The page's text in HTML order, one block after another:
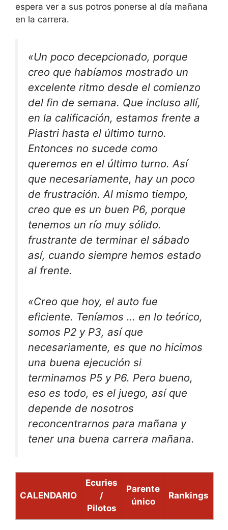
espera ver a sus potros ponerse al día mañana
en la carrera.
«Un poco decepcionado, porque
creo que habíamos mostrado un
excelente ritmo desde el comienzo
del fin de semana. Que incluso allí,
en la calificación, estamos frente a
Piastri hasta el último turno.
Entonces no sucede como
queremos en el último turno. Así
que necesariamente, hay un poco
de frustración. Al mismo tiempo,
creo que es un buen P6, porque
tenemos un río muy sólido.
frustrante de terminar el sábado
así, cuando siempre hemos estado
al frente.
«Creo que hoy, el auto fue
eficiente. Teníamos … en lo teórico,
somos P2 y P3, así que
necesariamente, es que no hicimos
una buena ejecución si
terminamos P5 y P6. Pero bueno,
eso es todo, es el juego, así que
depende de nosotros
reconcentrarnos para mañana y
tener una buena carrera mañana.
CALENDARIO
Ecuries
/
Pilotos
Parente
único
Rankings